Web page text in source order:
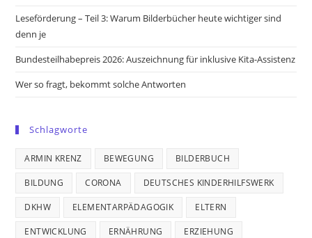
Leseförderung – Teil 3: Warum Bilderbücher heute wichtiger sind
denn je
Bundesteilhabepreis 2026: Auszeichnung für inklusive Kita-Assistenz
Wer so fragt, bekommt solche Antworten
Schlagworte
ARMIN KRENZ BEWEGUNG BILDERBUCH
BILDUNG CORONA DEUTSCHES KINDERHILFSWERK
DKHW ELEMENTARPÄDAGOGIK ELTERN
ENTWICKLUNG ERNÄHRUNG ERZIEHUNG